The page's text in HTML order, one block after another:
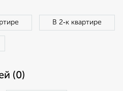
В 2‑к квартире
(0)